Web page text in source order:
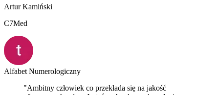
Artur Kamiński
C7Med
Alfabet Numerologiczny
"Ambitny człowiek co przekłada się na jakość